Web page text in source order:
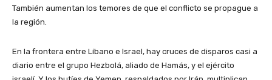
También aumentan los temores de que el conflicto se propague a
la región.
En la frontera entre Líbano e Israel, hay cruces de disparos casi a
diario entre el grupo Hezbolá, aliado de Hamás, y el ejército